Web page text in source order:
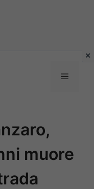
Menu
muore